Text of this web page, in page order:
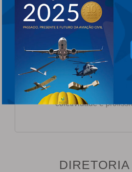
conhecimentos para ser
Tratar o Aerodesporto com
coletividade e